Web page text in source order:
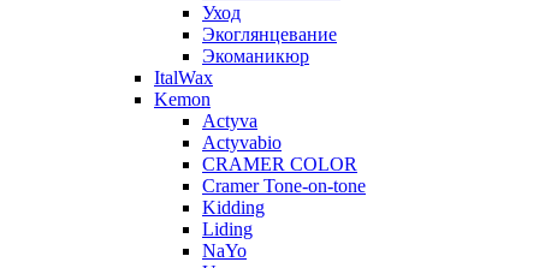
Уход
Экоглянцевание
Экоманикюр
ItalWax
Kemon
Actyva
Actyvabio
CRAMER COLOR
Cramer Tone-on-tone
Kidding
Liding
NaYo